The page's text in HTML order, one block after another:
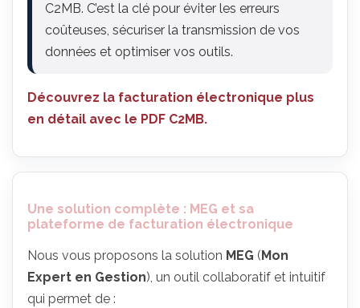
C2MB. C’est la clé pour éviter les erreurs
coûteuses, sécuriser la transmission de vos
données et optimiser vos outils.
Découvrez la facturation électronique plus
en détail avec le PDF C2MB.
Une solution complète : MEG et sa
plateforme de facturation électronique
Nous vous proposons la solution MEG (Mon
Expert en Gestion), un outil collaboratif et intuitif
qui permet de :